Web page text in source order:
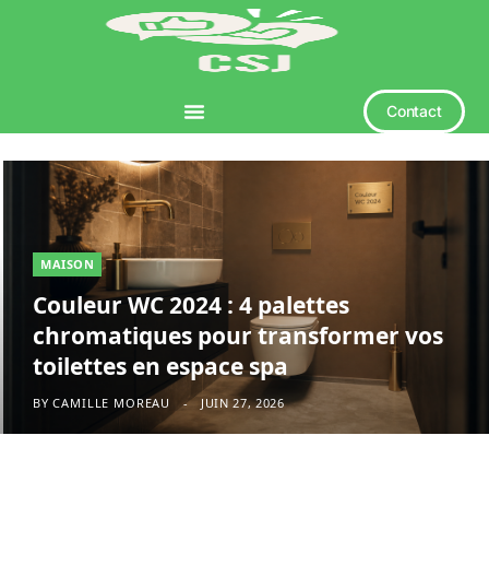
Contact
MAISON
Couleur WC 2024 : 4 palettes
chromatiques pour transformer vos
toilettes en espace spa
BY CAMILLE MOREAU JUIN 27, 2026